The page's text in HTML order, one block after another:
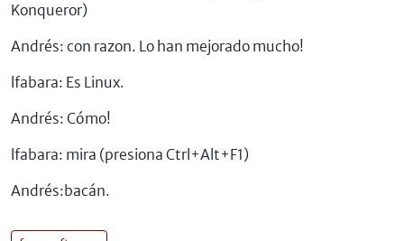
Konqueror)
Andrés: con razon. Lo han mejorado mucho!
lfabara: Es Linux.
Andrés: Cómo!
lfabara: mira (presiona Ctrl+Alt+F1)
Andrés:bacán.